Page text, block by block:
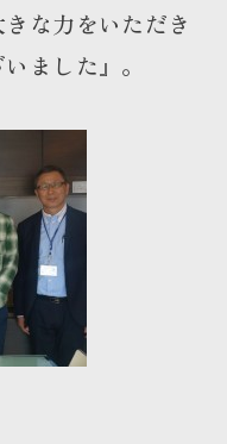
な力をいただき
ました』。